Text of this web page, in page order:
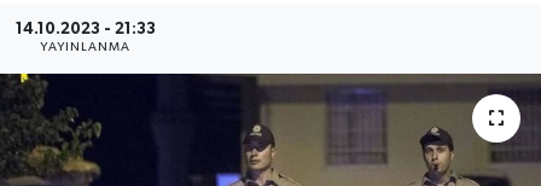
14.10.2023 - 21:33
YAYINLANMA
Magazin
Haber Arşivi